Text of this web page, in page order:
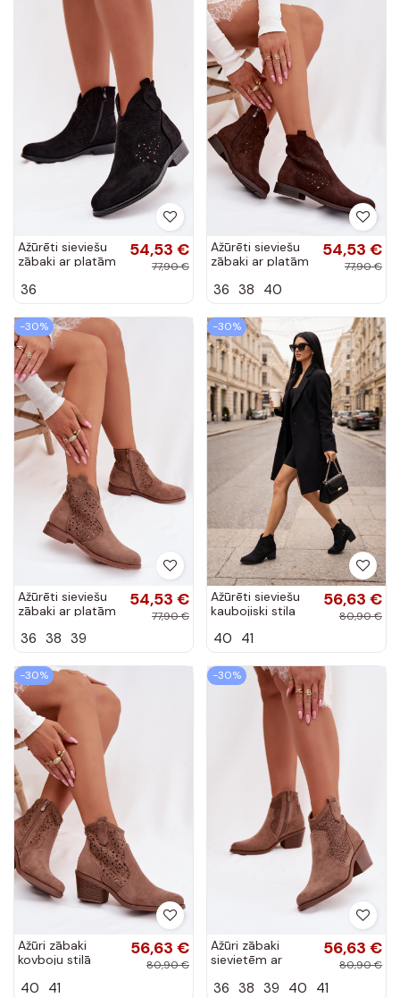
Ažūrēti sieviešu
zābaki ar platām
S.Barski HY61-
krāsā
54,53 €
77,90 €
36
Ažūrēti sieviešu
zābaki ar platām
S.Barski HY61-
krāsā
54,53 €
77,90 €
36 38 40
-30%
Ažūrēti sieviešu
zābaki ar platām
S.Barski HY61-
krāsā
54,53 €
77,90 €
36 38 39
-30%
Ažūrēti sieviešu
kaubojiski stila
papēžiem
8012 melnā krāsā
56,63 €
80,90 €
40 41
-30%
Ažūri zābaki
kovboju stilā
papēžiem
56,63 €
80,90 €
40 41
-30%
Ažūri zābaki
sievietēm ar
S.Barski HY61-
56,63 €
80,90 €
36 38 39 40 41